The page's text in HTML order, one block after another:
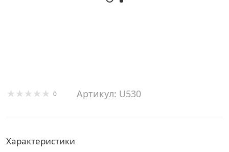
0 Артикул: U530
Характеристики